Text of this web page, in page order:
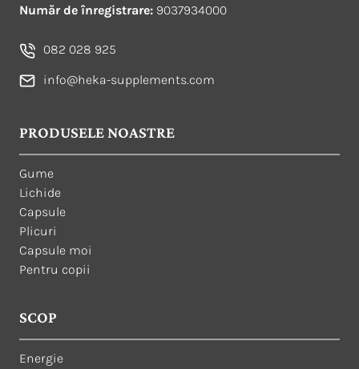
Număr de înregistrare: 9037934000
082 028 925
info@heka-supplements.com
PRODUSELE NOASTRE
Gume
Lichide
Capsule
Plicuri
Capsule moi
Pentru copii
SCOP
Energie